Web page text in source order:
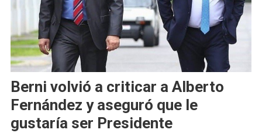
Berni volvió a criticar a Alberto
Fernández y aseguró que le
gustaría ser Presidente